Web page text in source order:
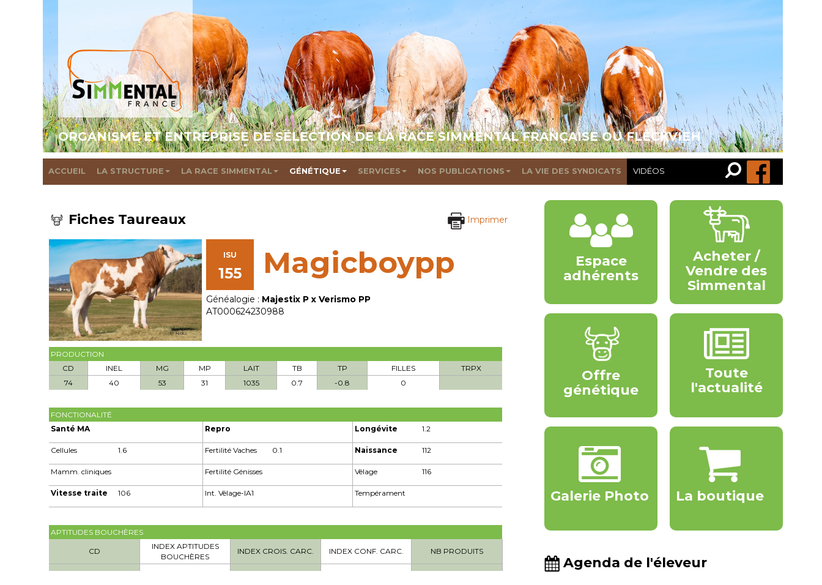
ORGANISME ET ENTREPRISE DE SÉLECTION DE LA RACE SIMMENTAL FRANÇAISE OU FLECKVIEH
ACCUEIL LA STRUCTURE LA RACE SIMMENTAL GÉNÉTIQUE SERVICES NOS PUBLICATIONS LA VIE DES SYNDICATS VIDÉOS
Recherche…
Rechercher
Fiches Taureaux Imprimer
ISU
155 Magicboypp
Généalogie : Majestix P x Verismo PP
AT000624230988
PRODUCTION
CD
INEL MG MP LAIT TB TP FILLES
TRPX
74
40 53 31 1035 0.7 -0.8 0
FONCTIONALITÉ
Santé MA
Repro Longévite 1.2
Cellules 1.6 Fertilité Vaches 0.1 Naissance 112
Mamm. cliniques Fertilité Génisses Vêlage 116
Vitesse traite 106 Int. Vêlage-IA1 Tempérament
APTITUDES BOUCHÈRES
CD
INDEX APTITUDES
BOUCHÈRES
INDEX CROIS. CARC. INDEX CONF. CARC. NB PRODUITS
Espace
adhérents
Acheter /
Vendre des
Simmental
Offre
génétique
Toute
l'actualité
Galerie Photo La boutique
Agenda de l'éleveur